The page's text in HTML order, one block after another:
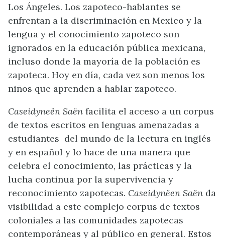
Los Ángeles. Los zapoteco-hablantes se
enfrentan a la discriminación en Mexico y la
lengua y el conocimiento zapoteco son
ignorados en la educación pública mexicana,
incluso donde la mayoría de la población es
zapoteca. Hoy en día, cada vez son menos los
niños que aprenden a hablar zapoteco.
Caseidyneën Saën facilita el acceso a un corpus
de textos escritos en lenguas amenazadas a
estudiantes del mundo de la lectura en inglés
y en español y lo hace de una manera que
celebra el conocimiento, las prácticas y la
lucha continua por la supervivencia y
reconocimiento zapotecas. Caseidynëen Saën da
visibilidad a este complejo corpus de textos
coloniales a las comunidades zapotecas
contemporáneas y al público en general. Estos